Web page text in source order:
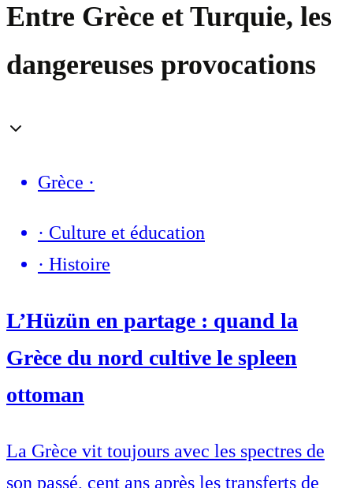
Entre Grèce et Turquie, les
dangereuses provocations
Grèce ·
· Culture et éducation
· Histoire
L’Hüzün en partage : quand la
Grèce du nord cultive le spleen
ottoman
La Grèce vit toujours avec les spectres de
son passé, cent ans après les transferts de